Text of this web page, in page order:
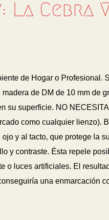
La Cebra
de Hogar o Profesional.
de DM de 10 mm de
su superficie. NO
como cualquier lienzo).
y al tacto, que protege la
y contraste. Ésta repele
o luces artificiales. El
una enmarcación